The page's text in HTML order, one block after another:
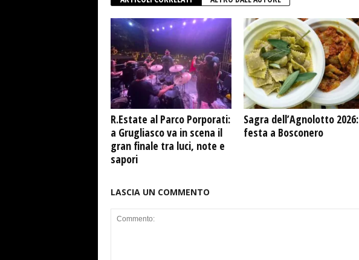
R.Estate al Parco Porporati:
a Grugliasco va in scena il
gran finale tra luci, note e
sapori
Sagra dell’Agnolotto 2026:
festa a Bosconero
LASCIA UN COMMENTO